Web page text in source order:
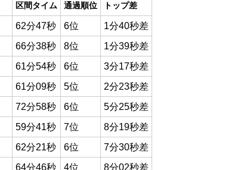
区間タイム 通過順位 トップ差
62分47秒 6位
1分40秒差
66分38秒 8位
1分39秒差
61分54秒 6位
3分17秒差
61分09秒 5位
2分23秒差
72分58秒 6位
5分25秒差
59分41秒 7位
8分19秒差
62分21秒 6位
7分30秒差
64分46秒 4位
8分02秒差